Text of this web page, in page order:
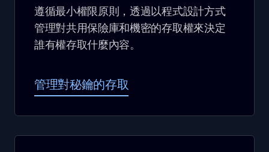
遵循最小權限原則，透過以程式設計方式
管理對共用保險庫和機密的存取權來決定
誰有權存取什麼內容。
管理對秘鑰的存取